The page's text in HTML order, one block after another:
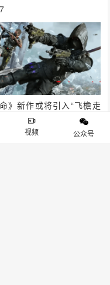
命》新作或将引入“飞檐走
，数据挖掘者发现相关代
视频 公众号